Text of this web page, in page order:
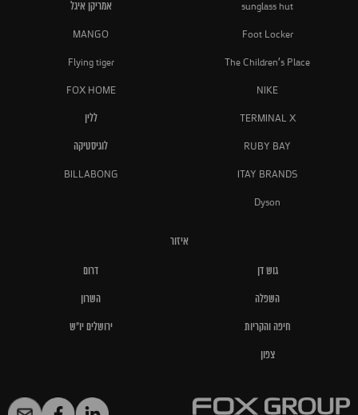
sunglass hut אמריקן איגל
Foot Locker
MANGO
The Children's Place
Flying tiger
NIKE
FOX HOME
TERMINAL X ללין
RUBY BAY לוגיסטיקה
ITAY BRANDS
BILLABONG
Dyson
איזור
גוש דן דרום
השפלה השרון
חיפה והקריות ירושלים יו"ש
צפון